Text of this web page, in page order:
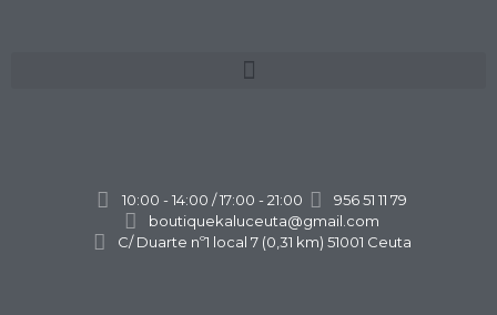
10:00 - 14:00 / 17:00 - 21:00
956 51 11 79
boutiquekaluceuta@gmail.com
C/ Duarte nº1 local 7 (0,31 km) 51001 Ceuta